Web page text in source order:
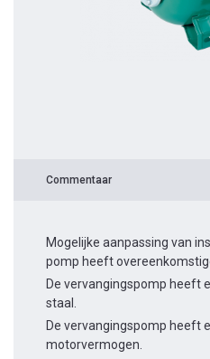
Commentaar
Mogelijke aanpassing van
pomp heeft
De vervangingspomp heeft
staal.
De vervangingspomp heeft
motorvermogen.